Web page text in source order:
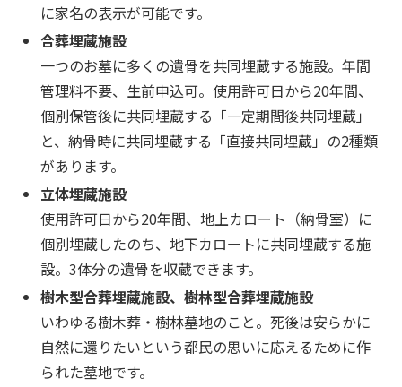
に家名の表示が可能です。
合葬埋蔵施設
一つのお墓に多くの遺骨を共同埋蔵する施設。年間
管理料不要、生前申込可。使用許可日から20年間、
個別保管後に共同埋蔵する「一定期間後共同埋蔵」
と、納骨時に共同埋蔵する「直接共同埋蔵」の2種類
があります。
立体埋蔵施設
使用許可日から20年間、地上カロート（納骨室）に
個別埋蔵したのち、地下カロートに共同埋蔵する施
設。3体分の遺骨を収蔵できます。
樹木型合葬埋蔵施設、樹林型合葬埋蔵施設
いわゆる樹木葬・樹林墓地のこと。死後は安らかに
自然に還りたいという都民の思いに応えるために作
られた墓地です。